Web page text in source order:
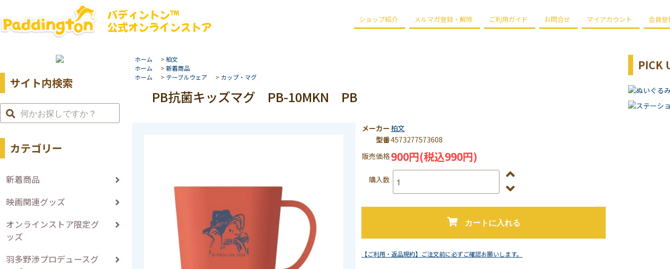
パディントン™
公式オンラインストア
ショップ紹介 メルマガ登録・解除 ご利用ガイド お問合せ マイアカウント 会員登
サイト内検索
カテゴリー
新着商品
映画関連グッズ
オンラインストア限定グ
ッズ
羽多野渉プロデュースグ
ホーム > 柏文
ホーム
> 新着商品
ホーム
> テーブルウェア > カップ・マグ
PB抗菌キッズマグ PB-10MKN PB
メーカー 柏文
型番4573277573608
販売価格900円(税込990円)
購入数
カートに入れる
【ご利用・返品規約】ご注文前に必ずご確認お願いします。
PICK